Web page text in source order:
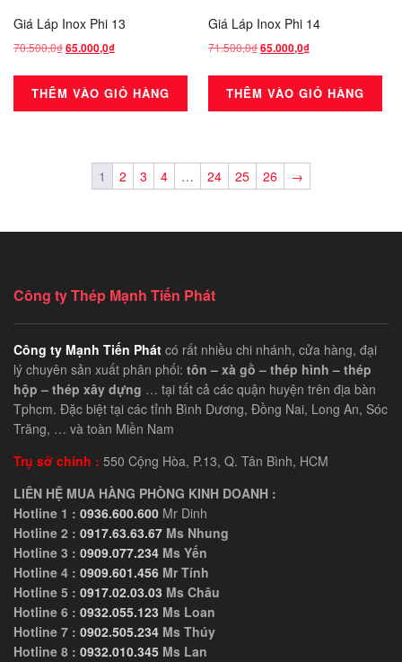
Giá Láp Inox Phi 13
70.500,0₫Giá
là:
65.000,0₫
tại
THÊM VÀO GIỎ HÀNG
Giá Láp Inox Phi 14
71.500,0₫Giá
là:
65.000,0₫
tại
THÊM VÀO GIỎ HÀNG
1 2 3 4 … 24 25 26 →
Công ty Thép Mạnh Tiến Phát
Công ty Mạnh Tiến Phát có rất nhiều chi nhánh, cửa hàng, đại
lý chuyên sản xuất phân phối: tôn – xà gồ – thép hình – thép
hộp – thép xây dựng … tại tất cả các quận huyện trên địa bàn
Tphcm. Đặc biệt tại các tỉnh Bình Dương, Đồng Nai, Long An, Sóc
Trăng, … và toàn Miền Nam
Trụ sở chính : 550 Cộng Hòa, P.13, Q. Tân Bình, HCM
LIÊN HỆ MUA HÀNG PHÒNG KINH DOANH :
Hotline 1 : 0936.600.600 Mr Dinh
Hotline 2 : 0917.63.63.67 Ms Nhung
Hotline 3 : 0909.077.234 Ms Yến
Hotline 4 : 0909.601.456 Mr Tính
Hotline 5 : 0917.02.03.03 Ms Châu
Hotline 6 : 0932.055.123 Ms Loan
Hotline 7 : 0902.505.234 Ms Thúy
Hotline 8 : 0932.010.345 Ms Lan